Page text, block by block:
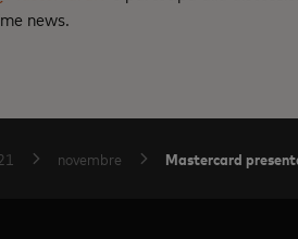
news.
novembre Mastercard